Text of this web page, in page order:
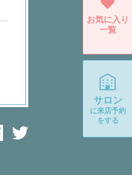
お気に入り
一覧
サロン
に来店予約
をする